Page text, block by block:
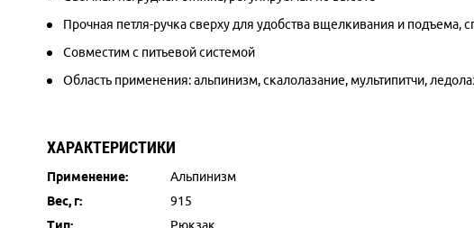
Прочная петля-ручка сверху для удобства вщелкивания и подъема,
Совместим с питьевой системой
Область применения: альпинизм, скалолазание, мультипитчи,
ХАРАКТЕРИСТИКИ
Применение:
Альпинизм
Вес, г:
915